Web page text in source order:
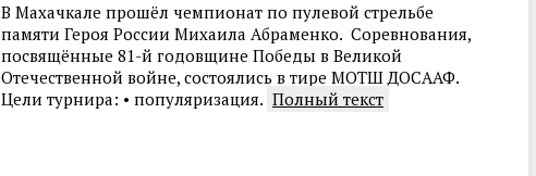
В Махачкале прошёл чемпионат по пулевой стрельбе
памяти Героя России Михаила Абраменко. Соревнования,
посвящённые 81-й годовщине Победы в Великой
Отечественной войне, состоялись в тире МОТШ ДОСААФ.
Цели турнира: • популяризация. Полный текст